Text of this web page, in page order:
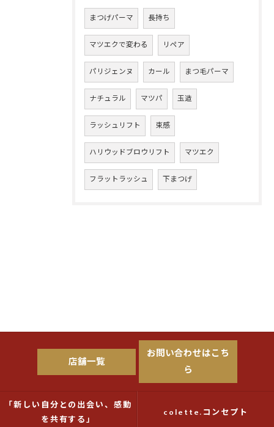
まつげパーマ 長持ち
マツエクで変わる リペア
パリジェンヌ カール まつ毛パーマ
ナチュラル マツパ 玉造
ラッシュリフト 束感
ハリウッドブロウリフト マツエク
フラットラッシュ 下まつげ
店舗一覧
お問い合わせはこち
ら
「新しい自分との出会い、感動
を共有する」
colette.コンセプト